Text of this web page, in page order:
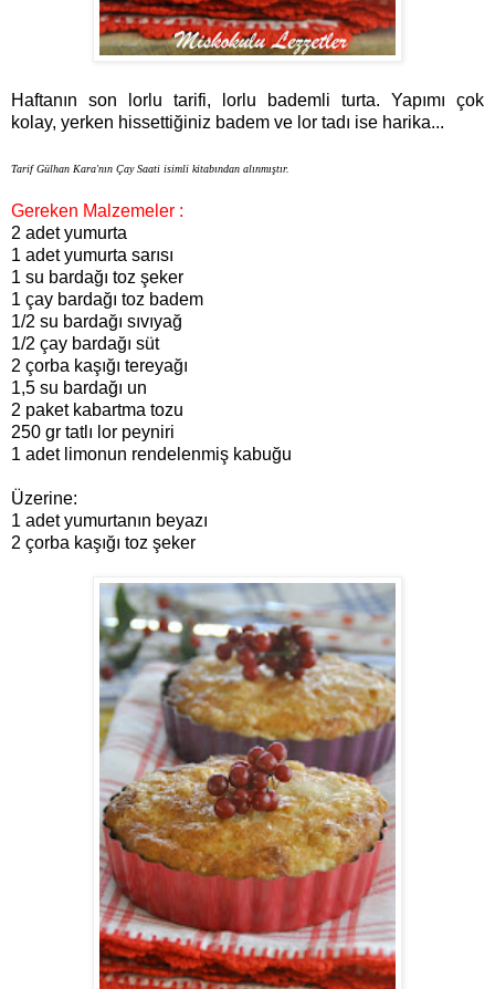
Haftanın son lorlu tarifi, lorlu bademli turta. Yapımı çok
kolay, yerken hissettiğiniz badem ve lor tadı ise harika...
Tarif Gülhan Kara'nın Çay Saati isimli kitabından alınmıştır.
Gereken Malzemeler :
2 adet yumurta
1 adet yumurta sarısı
1 su bardağı toz şeker
1 çay bardağı toz badem
1/2 su bardağı sıvıyağ
1/2 çay bardağı süt
2 çorba kaşığı tereyağı
1,5 su bardağı un
2 paket kabartma tozu
250 gr tatlı lor peyniri
1 adet limonun rendelenmiş kabuğu
Üzerine:
1 adet yumurtanın beyazı
2 çorba kaşığı toz şeker